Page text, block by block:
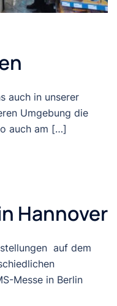
auch in unserer
Umgebung die
auch am […]
Hannover
auf dem
Messe in Berlin